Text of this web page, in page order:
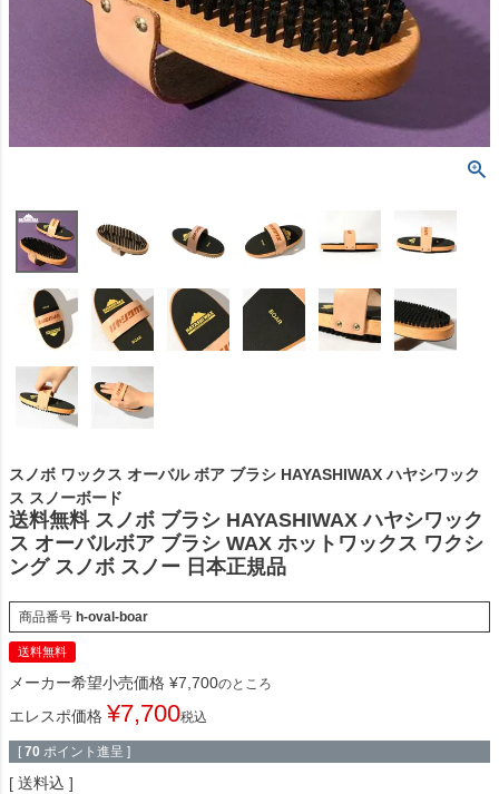
スノボ ワックス オーバル ボア ブラシ HAYASHIWAX ハヤシワック
ス スノーボード
送料無料 スノボ ブラシ HAYASHIWAX ハヤシワック
ス オーバルボア ブラシ WAX ホットワックス ワクシ
ング スノボ スノー 日本正規品
商品番号 h-oval-boar
送料無料
メーカー希望小売価格 ¥7,700のところ
エレスポ価格 ¥7,700税込
[ 70 ポイント進呈 ]
送料込